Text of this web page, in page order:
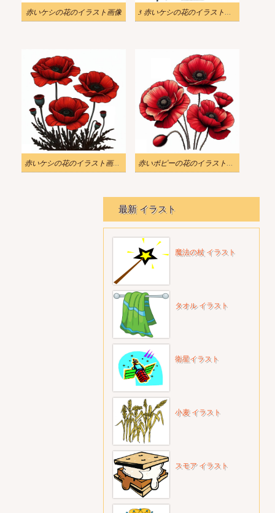
赤いケシの花のイラスト画像 3 赤いケシの花のイラスト画像
赤いケシの花のイラスト画像 2 赤いポピーの花のイラストの背景
最新 イラスト
魔法の杖 イラスト
タオル イラスト
衛星イラスト
小麦 イラスト
スモア イラスト